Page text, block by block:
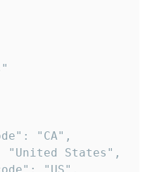
"CA",
"United States",